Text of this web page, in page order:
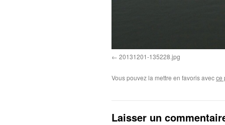
20131201-135228.jpg
Vous pouvez la mettre en favoris avecce
Laisser un